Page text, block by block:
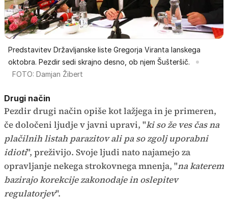
Predstavitev Državljanske liste Gregorja Viranta lanskega
oktobra. Pezdir sedi skrajno desno, ob njem Šušteršič.
FOTO: Damjan Žibert
Drugi način
Pezdir drugi način opiše kot lažjega in je primeren,
če določeni ljudje v javni upravi, "ki so že ves čas na
plačilnih listah parazitov ali pa so zgolj uporabni
idioti", preživijo. Svoje ljudi nato najamejo za
opravljanje nekega strokovnega mnenja, "na katerem
bazirajo korekcije zakonodaje in oslepitev
regulatorjev".